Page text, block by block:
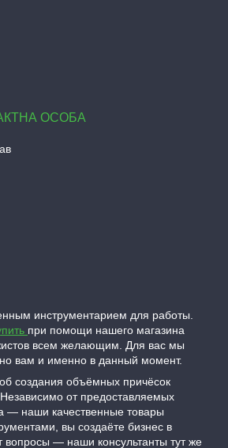
инструментарием для работы.
при помощи нашего магазина
всем желающим. Для вас мы
вам и именно в данный момент.
создания объёмных причёсок
от предоставляемых
— наши качественные товары
вы создаёте бизнес в
вопросы — наши консультанты тут же